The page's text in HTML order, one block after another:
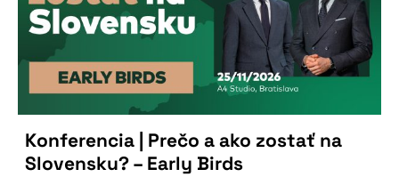
Konferencia | Prečo a ako zostať na
Slovensku? – Early Birds